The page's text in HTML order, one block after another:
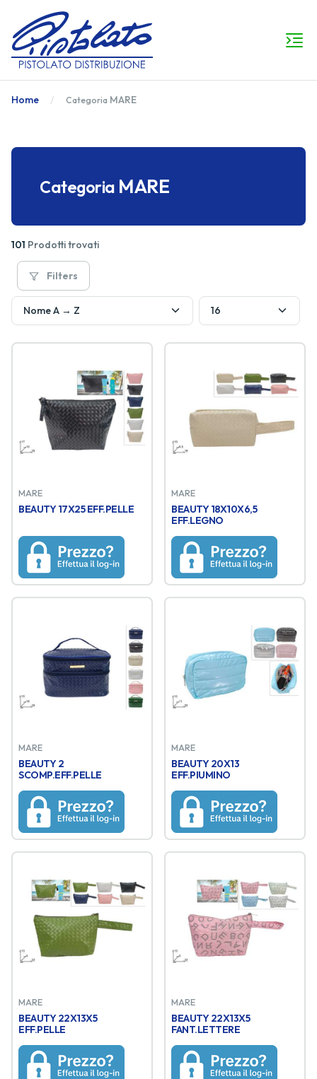
Home Categoria MARE
Categoria MARE
101 Prodotti trovati
Filters
MARE
BEAUTY 17X25 EFF.PELLE
MARE
BEAUTY 18X10X6,5
EFF.LEGNO
MARE
BEAUTY 2
SCOMP.EFF.PELLE
MARE
BEAUTY 20X13
EFF.PIUMINO
MARE
BEAUTY 22X13X5
EFF.PELLE
MARE
BEAUTY 22X13X5
FANT.LETTERE